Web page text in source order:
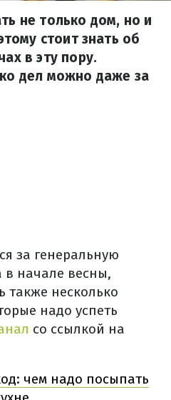
не только дом, но и
стоит знать об
в эту пору.
дел можно даже за
за генеральную
в начале весны,
также несколько
надо успеть
со ссылкой на
чем надо посыпать